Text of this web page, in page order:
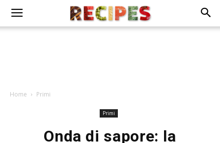
Home Primi
Primi
Onda di sapore: la